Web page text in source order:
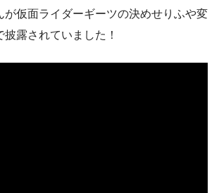
が仮面ライダーギーツの決めせりふや変
露されていました！